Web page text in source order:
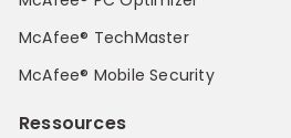
McAfee® TechMaster
McAfee® Mobile Security
Ressources